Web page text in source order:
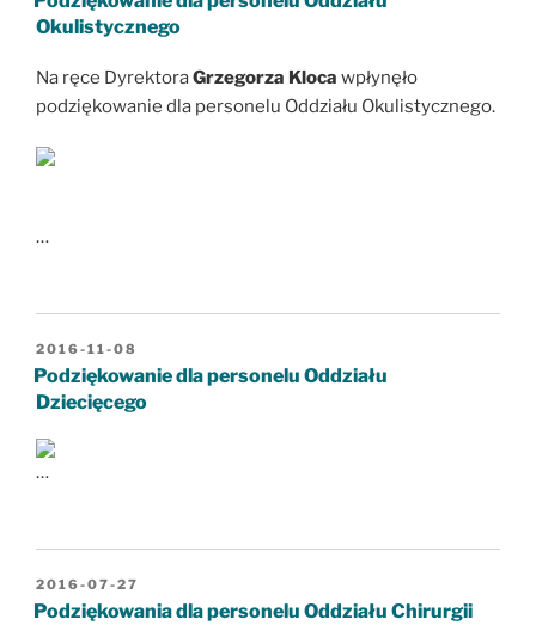
Okulistycznego
Na ręce DyrektoraGrzegorza Kloca wpłynęło
podziękowanie dla personelu Oddziału Okulistycznego.
…
OPUBLIKOWANE
W
2016-11-08
Podziękowanie dla personelu Oddziału
Dziecięcego
…
OPUBLIKOWANE
W
2016-07-27
Podziękowania dla personelu Oddziału Chirurgii